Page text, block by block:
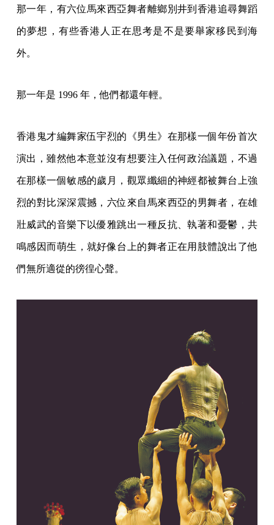
那一年，有六位馬來西亞舞者離鄉別井到香港追尋舞蹈
的夢想，有些香港人正在思考是不是要舉家移民到海
外。
那一年是 1996 年，他們都還年輕。
香港鬼才編舞家伍宇烈的《男生》在那樣一個年份首次
演出，雖然他本意並沒有想要注入任何政治議題，不過
在那樣一個敏感的歲月，觀眾纖細的神經都被舞台上強
烈的對比深深震撼，六位來自馬來西亞的男舞者，在雄
壯威武的音樂下以優雅跳出一種反抗、執著和憂鬱，共
鳴感因而萌生，就好像台上的舞者正在用肢體說出了他
們無所適從的徬徨心聲。